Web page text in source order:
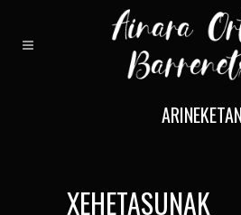
XEHETASUNAK